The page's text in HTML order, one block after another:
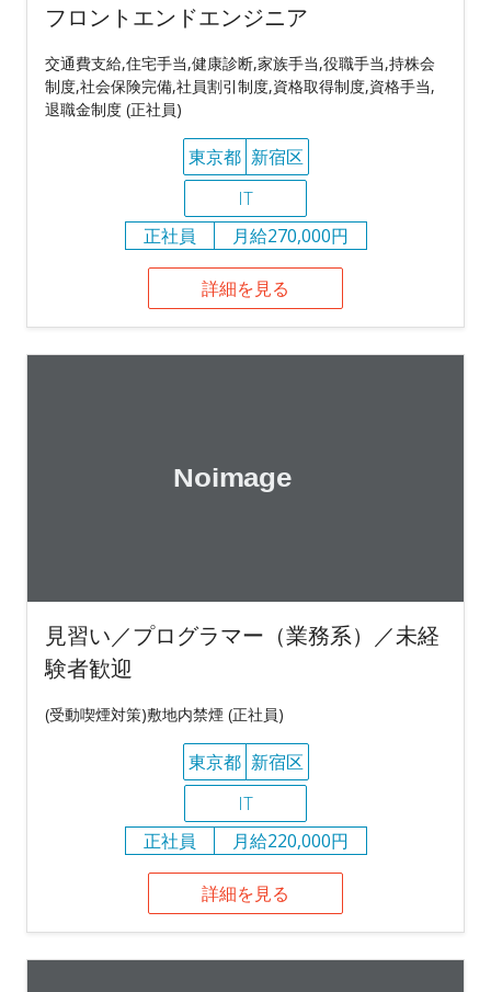
フロントエンドエンジニア
交通費支給,住宅手当,健康診断,家族手当,役職手当,持株会
制度,社会保険完備,社員割引制度,資格取得制度,資格手当,
退職金制度 (正社員)
東京都 新宿区
IT
正社員
月給270,000円
詳細を見る
見習い／プログラマー（業務系）／未経
験者歓迎
(受動喫煙対策)敷地内禁煙 (正社員)
東京都 新宿区
IT
正社員
月給220,000円
詳細を見る